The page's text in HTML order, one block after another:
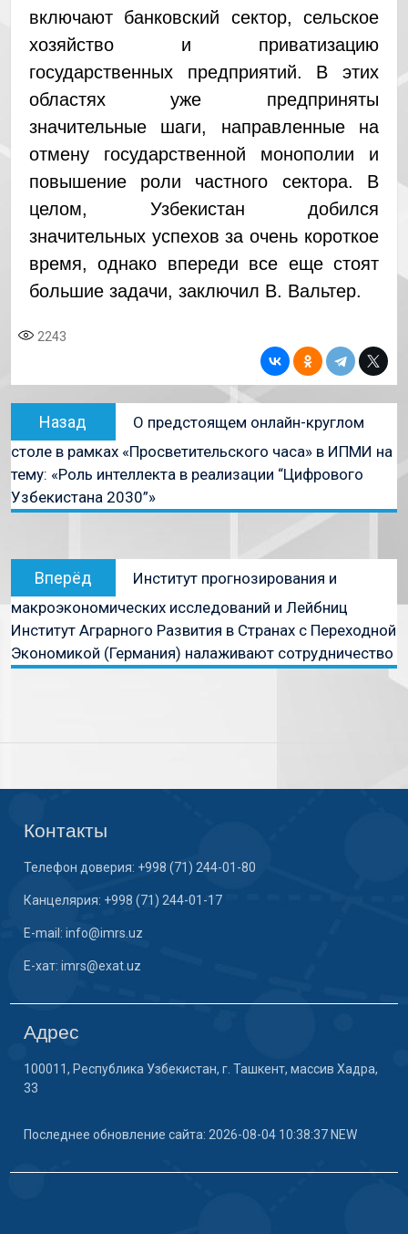
включают банковский сектор, сельское
хозяйство и приватизацию
государственных предприятий. В этих
областях уже предприняты
значительные шаги, направленные на
отмену государственной монополии и
повышение роли частного сектора. В
целом, Узбекистан добился
значительных успехов за очень короткое
время, однако впереди все еще стоят
большие задачи, заключил В. Вальтер.
2243
Назад
О предстоящем онлайн-круглом
столе в рамках «Просветительского часа» в ИПМИ на
тему: «Роль интеллекта в реализации “Цифрового
Узбекистана 2030”»
Вперёд
Институт прогнозирования и
макроэкономических исследований и Лейбниц
Институт Аграрного Развития в Странах с Переходной
Экономикой (Германия) налаживают сотрудничество
Контакты
Телефон доверия: +998 (71) 244-01-80
Канцелярия: +998 (71) 244-01-17
E-mail: info@imrs.uz
E-хат: imrs@exat.uz
Адрес
100011, Республика Узбекистан, г. Ташкент, массив Хадра,
33
Последнее обновление сайта: 2026-08-04 10:38:37 NEW